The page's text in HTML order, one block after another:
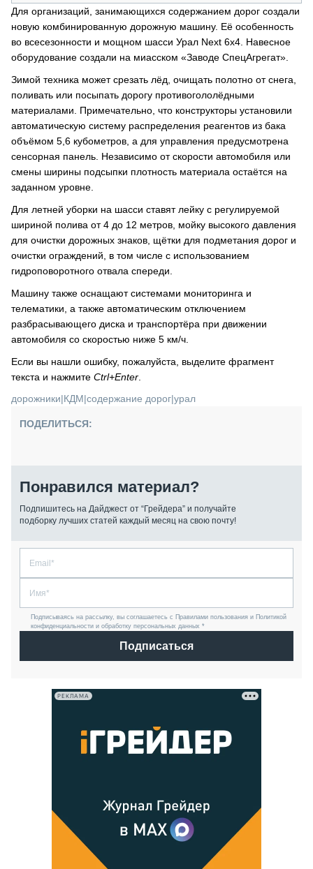
Для организаций, занимающихся содержанием дорог создали
новую комбинированную дорожную машину. Её особенность
во всесезонности и мощном шасси Урал Next 6х4. Навесное
оборудование создали на миасском «Заводе СпецАгрегат».
Зимой техника может срезать лёд, очищать полотно от снега,
поливать или посыпать дорогу противогололёдными
материалами. Примечательно, что конструкторы установили
автоматическую систему распределения реагентов из бака
объёмом 5,6 кубометров, а для управления предусмотрена
сенсорная панель. Независимо от скорости автомобиля или
смены ширины подсыпки плотность материала остаётся на
заданном уровне.
Для летней уборки на шасси ставят лейку с регулируемой
шириной полива от 4 до 12 метров, мойку высокого давления
для очистки дорожных знаков, щётки для подметания дорог и
очистки ограждений, в том числе с использованием
гидроповоротного отвала спереди.
Машину также оснащают системами мониторинга и
телематики, а также автоматическим отключением
разбрасывающего диска и транспортёра при движении
автомобиля со скоростью ниже 5 км/ч.
Если вы нашли ошибку, пожалуйста, выделите фрагмент
текста и нажмите Ctrl+Enter
дорожники|КДМ|содержание дорог|урал
ПОДЕЛИТЬСЯ:
Понравился материал?
Подпишитесь на Дайджест от “Грейдера” и получайте
подборку лучших статей каждый месяц на свою почту!
Подписываясь на рассылку, вы соглашаетесь с Правилами пользования и Политикой
конфиденциальности и обработку персональных данных *
Подписаться
РЕКЛАМА